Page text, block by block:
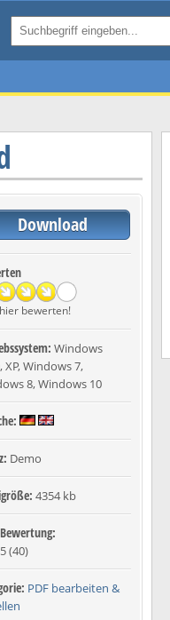
Download
bewerten!
Windows
XP, Windows 7,
8, Windows 10
Demo
4354 kb
5(40)
PDF bearbeiten &